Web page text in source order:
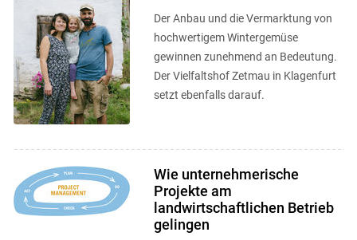
Der Anbau und die Vermarktung von
hochwertigem Wintergemüse
gewinnen zunehmend an Bedeutung.
Der Vielfaltshof Zetmau in Klagenfurt
setzt ebenfalls darauf.
Wie unternehmerische
Projekte am
landwirtschaftlichen Betrieb
gelingen